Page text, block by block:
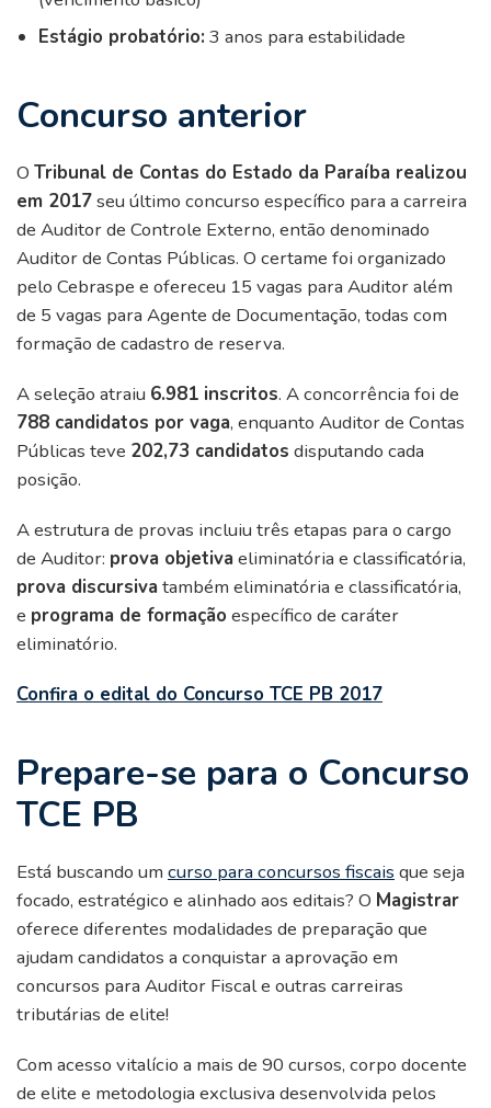
Estágio probatório: 3 anos para estabilidade
Concurso anterior
O Tribunal de Contas do Estado da Paraíba realizou
em 2017seu último concurso específico para a carreira
de Auditor de Controle Externo, então denominado
Auditor de Contas Públicas. O certame foi organizado
pelo Cebraspe e ofereceu 15 vagas para Auditor além
de 5 vagas para Agente de Documentação, todas com
formação de cadastro de reserva.
A seleção atraiu 6.981 inscritos. A concorrência foi de
788 candidatos por vaga, enquanto Auditor de Contas
Públicas teve 202,73 candidatos disputando cada
posição.
A estrutura de provas incluiu três etapas para o cargo
de Auditor: prova objetiva eliminatória e classificatória,
prova discursiva também eliminatória e classificatória,
e programa de formação específico de caráter
eliminatório.
Confira o edital do Concurso TCE PB 2017
Prepare-se para o Concurso
TCE PB
Está buscando um curso para concursos fiscais que seja
focado, estratégico e alinhado aos editais? O Magistrar
oferece diferentes modalidades de preparação que
ajudam candidatos a conquistar a aprovação em
concursos para Auditor Fiscal e outras carreiras
tributárias de elite!
Com acesso vitalício a mais de 90 cursos, corpo docente
de elite e metodologia exclusiva desenvolvida pelos